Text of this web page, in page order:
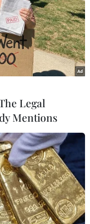
đậu mùa khỉ
cho
Legal
Mentions